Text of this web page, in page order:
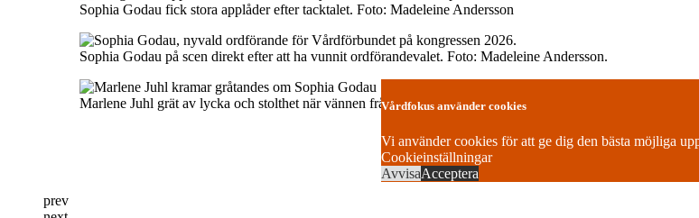
Sophia Godau fick stora applåder efter tacktalet. Foto: Madeleine Andersson
Sophia Godau på scen direkt efter att ha vunnit ordförandevalet. Foto: Madeleine Andersson.
Marlene Juhl grät av lycka och stolthet när vännen från åren i studentstyrelsen nu blev ordförande för hela
prev
Vårdfokus använder cookies
Vi använder cookies för att ge dig den bästa möjliga
Cookieinställningar
AvvisaAcceptera